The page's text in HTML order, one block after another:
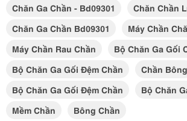
Chăn Ga Chần - Bd09301
Chăn Chần
Chăn Ga Chần Bd09301
Máy Chần
Máy Chần Rau Chần
Bộ Chăn Ga Gối
Bộ Chăn Ga Gối Đệm Chần
Chần Bông
Bộ Chăn Ga Gối Đệm Chần
Bộ Chăn
Mềm Chần
Bông Chần